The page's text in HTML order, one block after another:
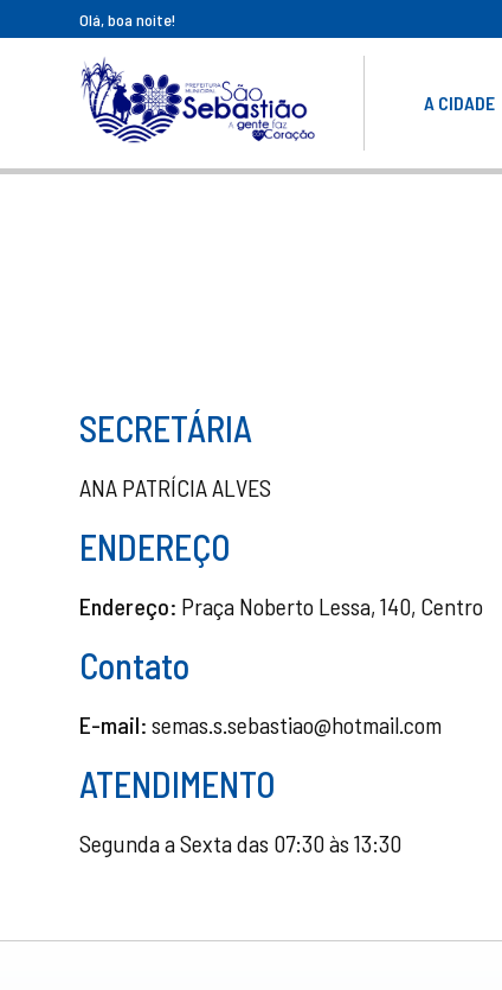
Olá, boa noite!
A CIDADE
SECRETÁRIA
ANA PATRÍCIA ALVES
ENDEREÇO
Endereço: Praça Noberto Lessa, 140, Centro
Contato
E-mail: semas.s.sebastiao@hotmail.com
ATENDIMENTO
Segunda a Sexta das 07:30 às 13:30